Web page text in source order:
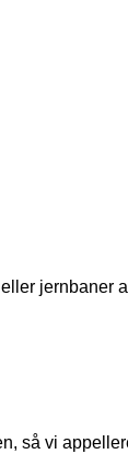
jernbaner
så vi